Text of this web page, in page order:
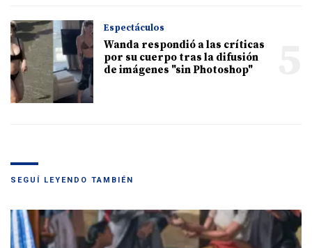
Espectáculos
Wanda respondió a las críticas
por su cuerpo tras la difusión
de imágenes "sin Photoshop"
SEGUÍ LEYENDO TAMBIÉN